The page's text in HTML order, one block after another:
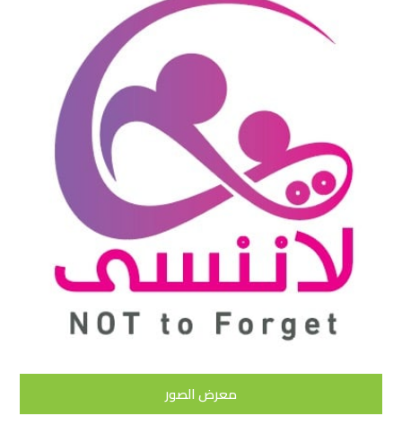
معرض الصور